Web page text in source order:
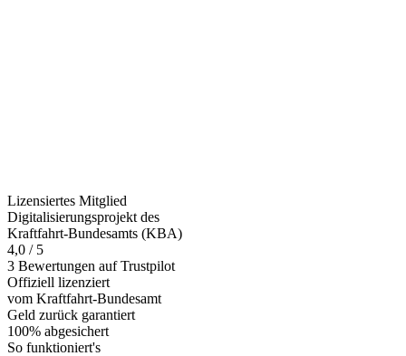
Lizensiertes Mitglied
Digitalisierungsprojekt des
Kraftfahrt-Bundesamts (KBA)
4,0 / 5
3 Bewertungen auf Trustpilot
Offiziell lizenziert
vom Kraftfahrt-Bundesamt
Geld zurück garantiert
100% abgesichert
So funktioniert's